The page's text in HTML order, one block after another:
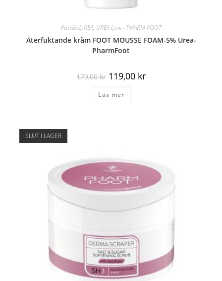
Fotvård, REA, UREA Line - PHARM FOOT
Återfuktande kräm FOOT MOUSSE FOAM-5% Urea-
PharmFoot
179,00kr 119,00 kr
Läs mer
SLUT I LAGER